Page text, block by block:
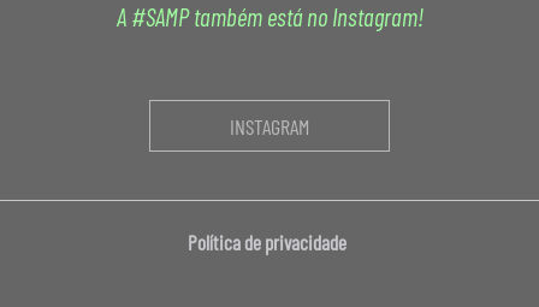
A #SAMP também está no Instagram!
INSTAGRAM
Política de privacidade